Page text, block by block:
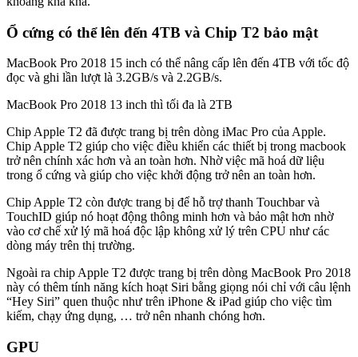
Ổ cứng có thể lên đến 4TB và Chip T2 bảo mật
MacBook Pro 2018 15 inch có thể nâng cấp lên đến 4TB với tốc độ
đọc và ghi lần lượt là 3.2GB/s và 2.2GB/s.
MacBook Pro 2018 13 inch thì tối đa là 2TB
Chip Apple T2 đã được trang bị trên dòng iMac Pro của Apple.
Chip Apple T2 giúp cho việc điều khiển các thiết bị trong macbook
trở nên chính xác hơn và an toàn hơn. Nhờ việc mã hoá dữ liệu
trong ổ cứng và giúp cho việc khởi động trở nên an toàn hơn.
Chip Apple T2 còn được trang bị để hỗ trợ thanh Touchbar và
TouchID giúp nó hoạt động thông minh hơn và bảo mật hơn nhờ
vào cơ chế xử lý mã hoá độc lập không xử lý trên CPU như các
dòng máy trên thị trường.
Ngoài ra chip Apple T2 được trang bị trên dòng MacBook Pro 2018
này có thêm tính năng kích hoạt Siri bằng giọng nói chỉ với câu lệnh
“Hey Siri” quen thuộc như trên iPhone & iPad giúp cho việc tìm
kiếm, chạy ứng dụng, … trở nên nhanh chóng hơn.
GPU